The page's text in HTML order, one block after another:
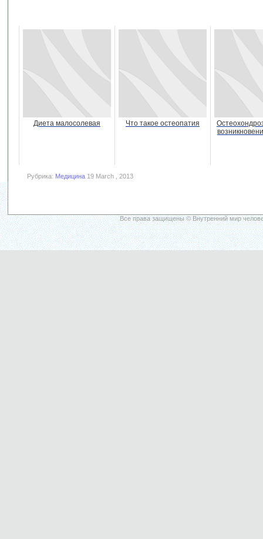
Диета малосолевая Что такое остеопатия
Рубрика: Медицина 19 March , 2013
Все права защищены © Внутренний мир